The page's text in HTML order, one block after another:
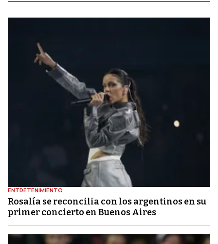
ENTRETENIMIENTO
Rosalía se reconcilia con los argentinos en su
primer concierto en Buenos Aires